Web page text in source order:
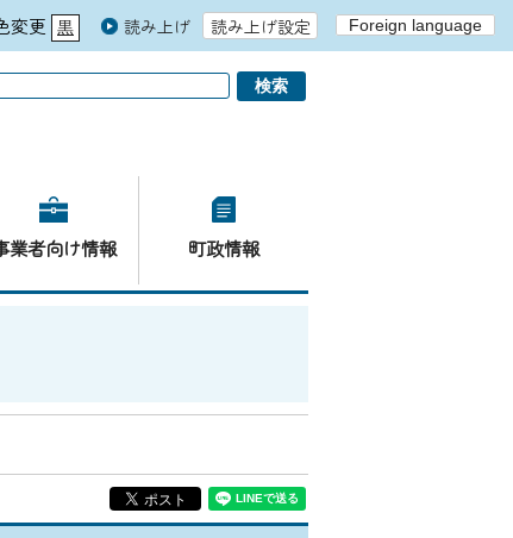
変更 黒
青
白 読み上げ 読み上げ設定 Foreign language
業者向け情報 町政情報